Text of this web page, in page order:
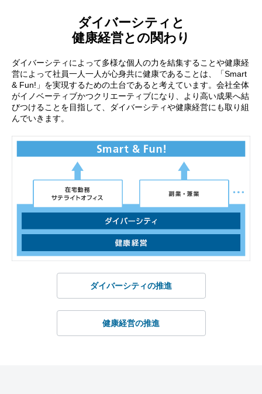
ダイバーシティと
健康経営との関わり
ダイバーシティによって多様な個人の力を結集することや健康経
営によって社員一人一人が心身共に健康であることは、「Smart
& Fun!」を実現するための土台であると考えています。会社全体
がイノベーティブかつクリエーティブになり、より高い成果へ結
びつけることを目指して、ダイバーシティや健康経営にも取り組
んでいきます。
ダイバーシティの推進
健康経営の推進